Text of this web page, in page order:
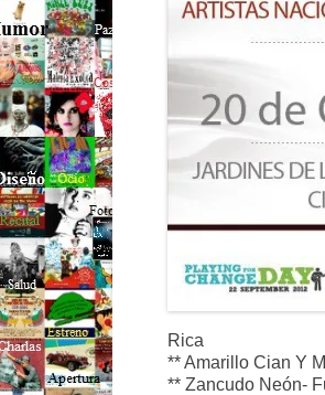
Rica
** Amarillo Cian Y
** Zancudo Neón-